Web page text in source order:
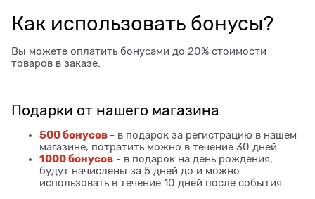
Как использовать бонусы?
Вы можете оплатить бонусами до 20% стоимости
товаров в заказе.
Подарки от нашего магазина
500 бонусов - в подарок за регистрацию в нашем
магазине, потратить можно в течение 30 дней.
1000 бонусов - в подарок на день рождения,
будут начислены за 5 дней до и можно
использовать в течение 10 дней после события.